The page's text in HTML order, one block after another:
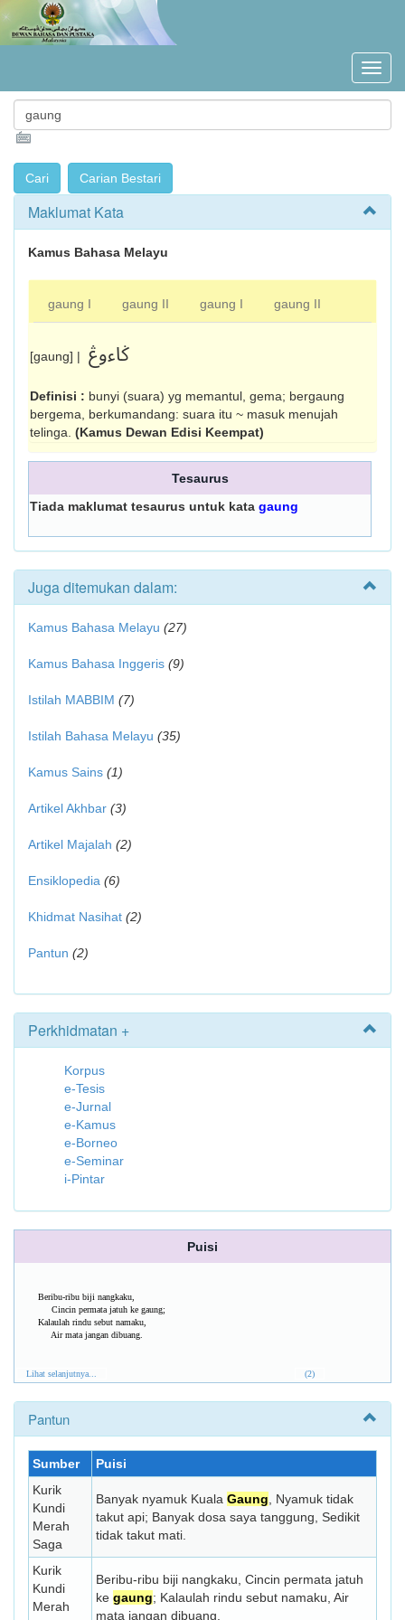
Maklumat Kata
Kamus Bahasa Melayu
gaung I gaung II gaung I gaung II
[gaung] | ݢاءوڠ
Definisi : bunyi (suara) yg memantul, gema; bergaung
bergema, berkumandang: suara itu ~ masuk menujah
telinga. (Kamus Dewan Edisi Keempat)
Tesaurus
Tiada maklumat tesaurus untuk kata gaung
Juga ditemukan dalam:
Kamus Bahasa Melayu (27)
Kamus Bahasa Inggeris (9)
Istilah MABBIM (7)
Istilah Bahasa Melayu (35)
Kamus Sains (1)
Artikel Akhbar (3)
Artikel Majalah (2)
Ensiklopedia (6)
Khidmat Nasihat (2)
Pantun (2)
Perkhidmatan +
Korpus
e-Tesis
e-Jurnal
e-Kamus
e-Borneo
e-Seminar
i-Pintar
Puisi
Beribu-ribu biji nangkaku,
Cincin permata jatuh ke gaung;
Kalaulah rindu sebut namaku,
Air mata jangan dibuang.
Lihat selanjutnya... (2)
Pantun
Sumber
Puisi
Kurik
Kundi
Merah
Saga
Banyak nyamuk Kuala Gaung , Nyamuk tidak
takut api; Banyak dosa saya tanggung, Sedikit
tidak takut mati.
Kurik
Kundi
Merah
Beribu-ribu biji nangkaku, Cincin permata jatuh
ke gaung; Kalaulah rindu sebut namaku, Air
mata jangan dibuang.